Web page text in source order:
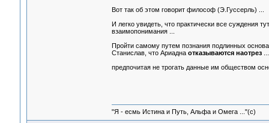
Вот так об этом говорит философ (Э.Гуссерль) ...
И легко увидеть, что практически все суждения
взаимопонимания ...
Пройти самому путем познания подлинных
Станислав, что Ариадна отказываются наотрез...
предпочитая не трогать данные им обществом
"Я - есмь Истина и Путь, Альфа и Омега ..."(с)